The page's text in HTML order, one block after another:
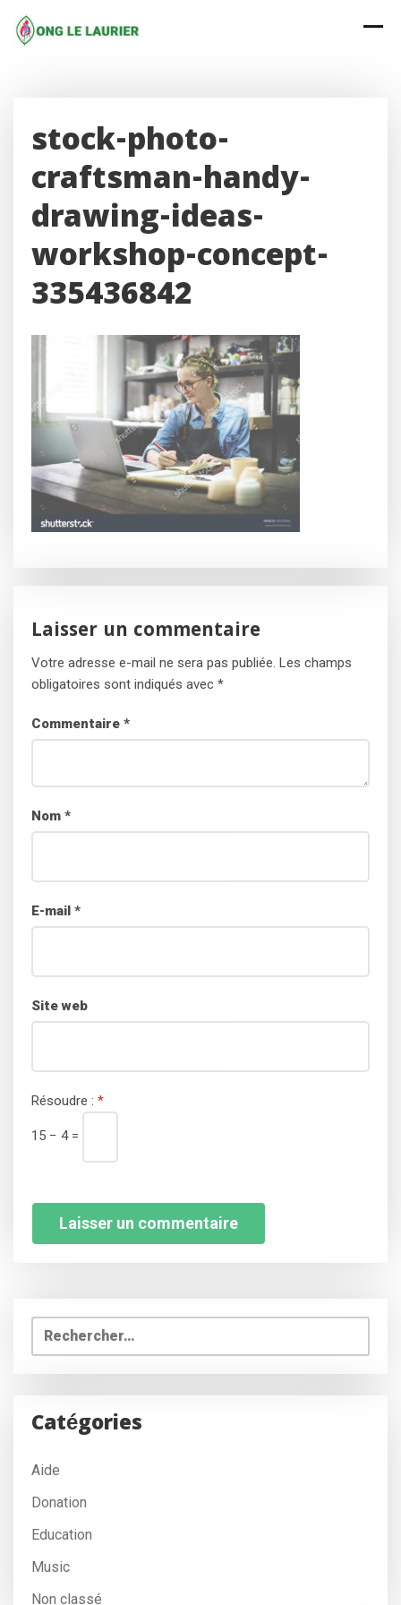
content
stock-photo-
craftsman-handy-
drawing-ideas-
workshop-concept-
335436842
Laisser un commentaire
Votre adresse e-mail ne sera pas publiée. Les champs
obligatoires sont indiqués avec *
Commentaire *
Nom *
E-mail *
Site web
Résoudre : *
15 − 4 =
Rechercher :
Catégories
Aide
Donation
Education
Music
Non classé